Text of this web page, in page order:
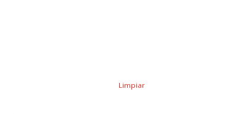
Limpiar